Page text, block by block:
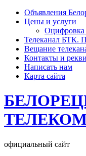
Объявления
Цены и услуги
Оцифровка
Телеканал БТК.
Вещание
Контакты и
Написать нам
Карта сайта
официальный сайт